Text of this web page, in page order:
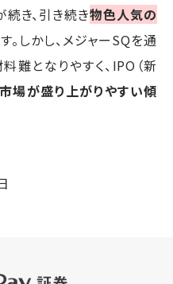
続き、引き続き物色人気の
しかし、メジャーSQを通
難となりやすく、IPO（新
場が盛り上がりやすい傾